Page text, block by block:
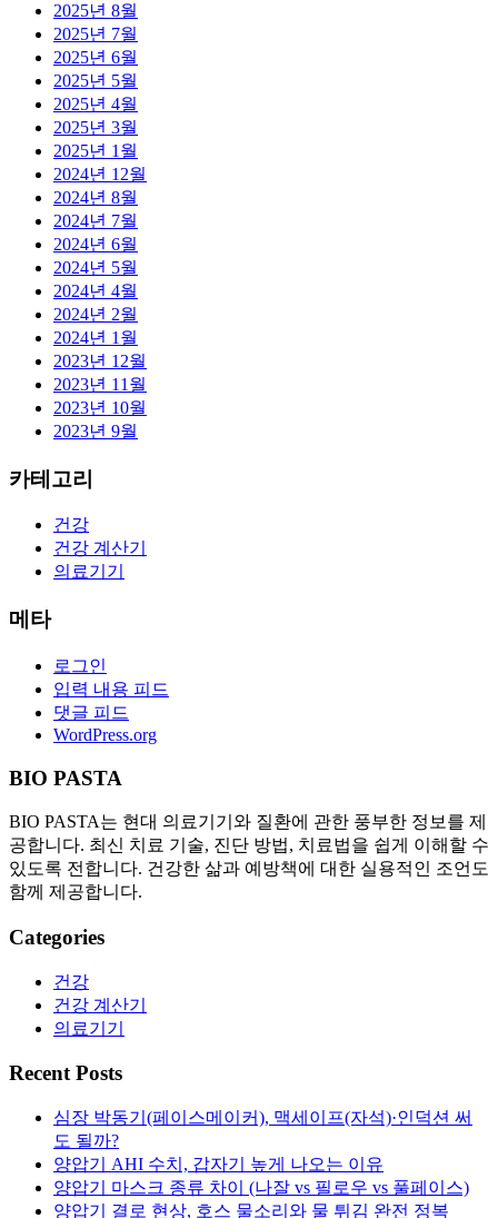
2025년 8월
2025년 7월
2025년 6월
2025년 5월
2025년 4월
2025년 3월
2025년 1월
2024년 12월
2024년 8월
2024년 7월
2024년 6월
2024년 5월
2024년 4월
2024년 2월
2024년 1월
2023년 12월
2023년 11월
2023년 10월
2023년 9월
카테고리
건강
건강 계산기
의료기기
메타
로그인
입력 내용 피드
댓글 피드
WordPress.org
BIO PASTA
BIO PASTA는 현대 의료기기와 질환에 관한 풍부한 정보를 제
공합니다. 최신 치료 기술, 진단 방법, 치료법을 쉽게 이해할 수
있도록 전합니다. 건강한 삶과 예방책에 대한 실용적인 조언도
함께 제공합니다.
Categories
건강
건강 계산기
의료기기
Recent Posts
심장 박동기(페이스메이커), 맥세이프(자석)·인덕션 써
도 될까?
양압기 AHI 수치, 갑자기 높게 나오는 이유
양압기 마스크 종류 차이 (나잘 vs 필로우 vs 풀페이스)
양압기 결로 현상, 호스 물소리와 물 튀김 완전 정복